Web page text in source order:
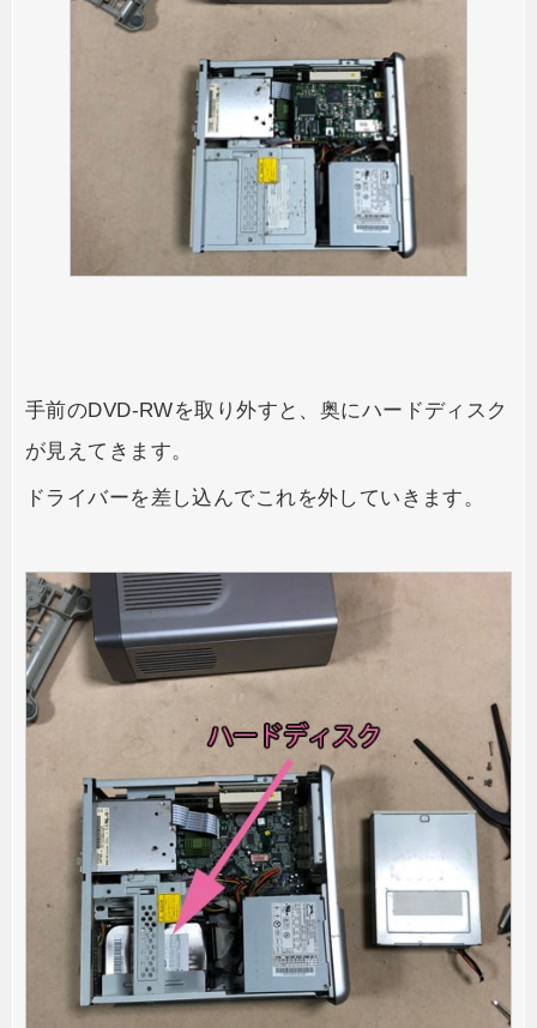
手前のDVD-RWを取り外すと、奥にハードディスク
が見えてきます。
ドライバーを差し込んでこれを外していきます。